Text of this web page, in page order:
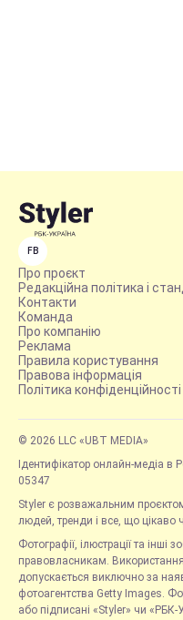
FB
Про проєкт
Редакційна політика і
Контакти
Команда
Про компанію
Реклама
Правила користування
Правова інформація
Політика конфіденційності
© 2026 LLC «UBT MEDIA»
Ідентифікатор онлайн-медіа в
05347
Styler є розважальним
людей, тренди і все, що цікаво
Фотографії, ілюстрації та інші
правовласникам.
допускається виключно за
фотоагентства Getty Images.
або підписані «Styler» чи